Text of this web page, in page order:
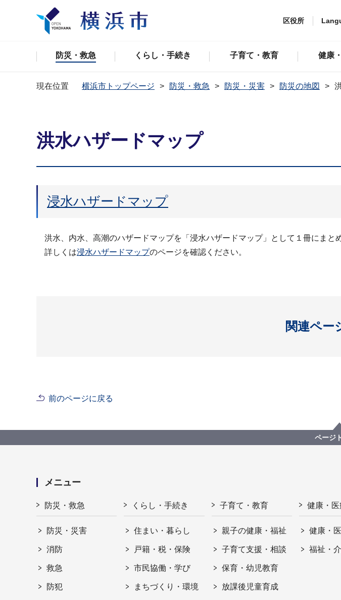
区役所
防災・救急 くらし・手続き 子育て・教育 健康
現在位置 横浜市トップページ 防災・救急 防災・災害 防災の地図
洪水ハザードマップ
浸水ハザードマップ
洪水、内水、高潮のハザードマップを「浸水ハザードマップ」として１冊にまと
詳しくは浸水ハザードマップのページを確認ください。
関連ペー
前のページに戻る
ページ
メニュー
防災・救急
防災・災害
消防
救急
防犯
くらし・手続き
住まい・暮らし
戸籍・税・保険
市民協働・学び
まちづくり・環境
子育て・教育
親子の健康・福祉
子育て支援・相談
保育・幼児教育
放課後児童育成
健康・
健康・
福祉・